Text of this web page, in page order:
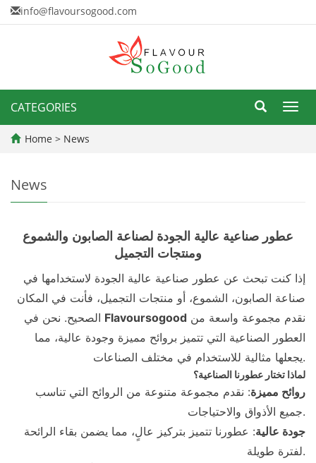
info@flavoursogood.com
CATEGORIES
Home > News
News
عطور صناعية عالية الجودة لصناعة الصابون والشموع
ومنتجات التجميل
إذا كنت تبحث عن عطور صناعية عالية الجودة لاستخدامها في
صناعة الصابون، الشموع، أو منتجات التجميل، فأنت في المكان
Flavoursogood
العطور الصناعية التي تتميز بروائح مميزة وجودة عالية، مما
يجعلها مثالية للاستخدام في مختلف الصناعات.
لماذا تختار عطورنا الصناعية؟
روائح مميزة: نقدم مجموعة متنوعة من الروائح التي تناسب
جميع الأذواق والاحتياجات.
جودة عالية: عطورنا تتميز بتركيز عالٍ، مما يضمن بقاء الرائحة
لفترة طويلة.